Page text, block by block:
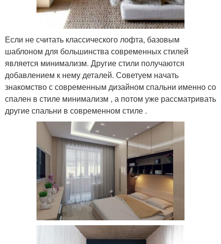
Если не считать классического лофта, базовым
шаблоном для большинства современных стилей
является минимализм. Другие стили получаются
добавлением к нему деталей. Советуем начать
знакомство с современным дизайном спальни именно со
спален в стиле минимализм , а потом уже рассматривать
другие спальни в современном стиле .